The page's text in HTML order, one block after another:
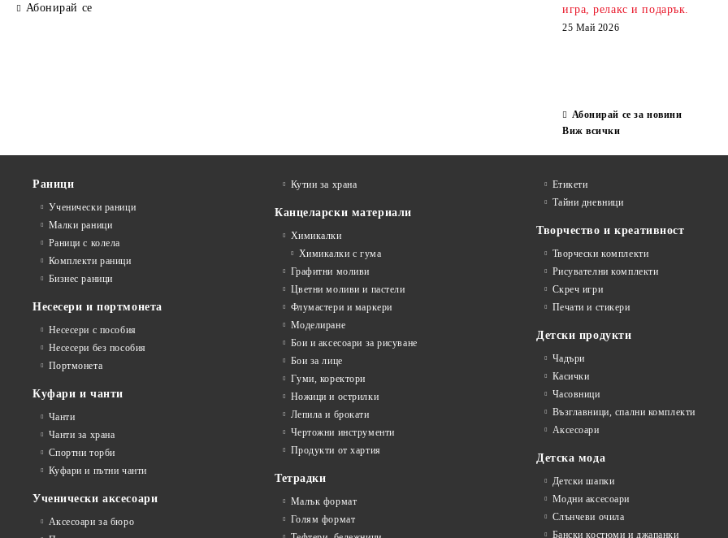
Абонирай се
игра, релакс и подарък.
25 Май 2026
Абонирай се за новини
Виж всички
Раници
Ученически раници
Малки раници
Раници с колела
Комплекти раници
Бизнес раници
Несесери и портмонета
Несесери с пособия
Несесери без пособия
Портмонета
Куфари и чанти
Чанти
Чанти за храна
Спортни торби
Куфари и пътни чанти
Ученически аксесоари
Аксесоари за бюро
Кутии за храна
Канцеларски материали
Химикалки
Химикалки с гума
Графитни моливи
Цветни моливи и пастели
Флумастери и маркери
Моделиране
Бои и аксесоари за рисуване
Бои за лице
Гуми, коректори
Ножици и острилки
Лепила и брокати
Чертожни инструменти
Продукти от хартия
Тетрадки
Малък формат
Голям формат
Етикети
Тайни дневници
Творчество и креативност
Творчески комплекти
Рисувателни комплекти
Скреч игри
Печати и стикери
Детски продукти
Чадъри
Касички
Часовници
Възглавници, спални комплекти
Аксесоари
Детска мода
Детски шапки
Модни аксесоари
Слънчеви очила
Бански костюми и джапанки